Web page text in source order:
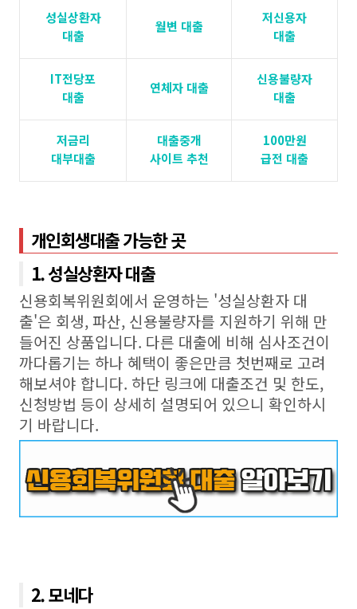
성실상환자
대출
월변 대출
저신용자
대출
IT전당포
대출
연체자 대출
신용불량자
대출
저금리
대부대출
대출중개
사이트 추천
100만원
급전 대출
개인회생대출 가능한 곳
1. 성실상환자 대출
신용회복위원회에서 운영하는 '성실상환자 대
출'은 회생, 파산, 신용불량자를 지원하기 위해 만
들어진 상품입니다. 다른 대출에 비해 심사조건이
까다롭기는 하나 혜택이 좋은만큼 첫번째로 고려
해보셔야 합니다. 하단 링크에 대출조건 및 한도,
신청방법 등이 상세히 설명되어 있으니 확인하시
기 바랍니다.
2. 모네다